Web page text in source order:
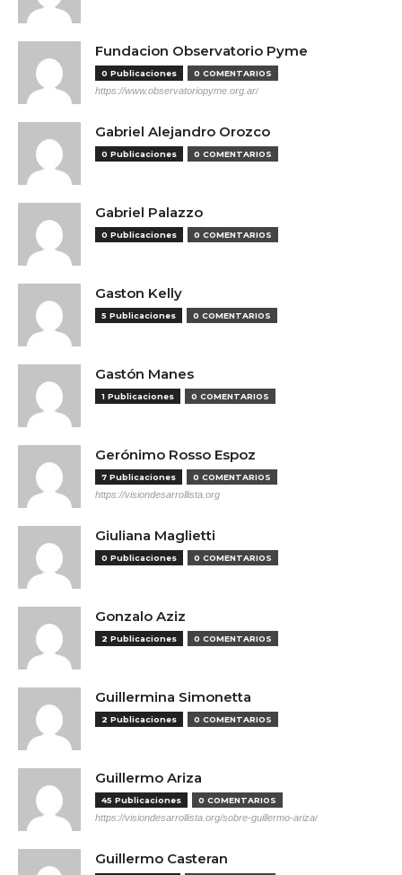
Fundacion Observatorio Pyme
0 Publicaciones 0 COMENTARIOS
https://www.observatoriopyme.org.ar/
Gabriel Alejandro Orozco
0 Publicaciones 0 COMENTARIOS
Gabriel Palazzo
0 Publicaciones 0 COMENTARIOS
Gaston Kelly
5 Publicaciones 0 COMENTARIOS
Gastón Manes
1 Publicaciones 0 COMENTARIOS
Gerónimo Rosso Espoz
7 Publicaciones 0 COMENTARIOS
https://visiondesarrollista.org
Giuliana Maglietti
0 Publicaciones 0 COMENTARIOS
Gonzalo Aziz
2 Publicaciones 0 COMENTARIOS
Guillermina Simonetta
2 Publicaciones 0 COMENTARIOS
Guillermo Ariza
45 Publicaciones 0 COMENTARIOS
https://visiondesarrollista.org/sobre-guillermo-ariza/
Guillermo Casteran